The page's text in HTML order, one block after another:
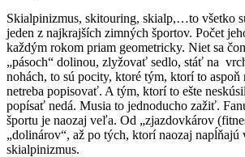
Skialpinizmus, skitouring, skialp,…to všetko
jeden z najkrajších zimných športov. Počet
každým rokom priam geometricky. Niet sa
„pásoch“ dolinou, zlyžovať sedlo, stáť na
nohách, to sú pocity, ktoré tým, ktorí to aspoň
netreba popisovať. A tým, ktorí to ešte
popísať nedá. Musia to jednoducho zažiť.
športu je naozaj veľa. Od „zjazdovkárov
„dolinárov“, až po tých, ktorí naozaj napĺňajú
skialpinizmus.